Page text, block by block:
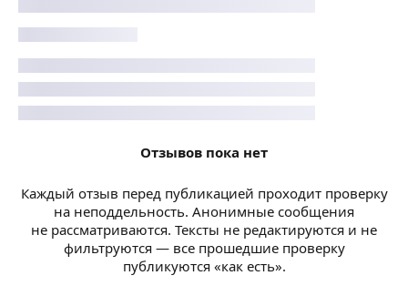
Отзывов пока нет
Каждый отзыв перед публикацией проходит проверку
на неподдельность. Анонимные сообщения
не рассматриваются. Тексты не редактируются и не
фильтруются — все прошедшие проверку
публикуются «как есть».